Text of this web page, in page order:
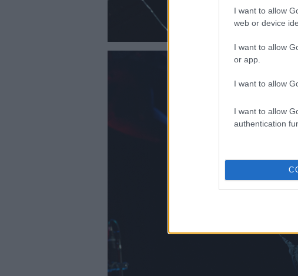
I want to allow
web or device
I want to allow
or app.
I want to allow
I want to allow
authentication